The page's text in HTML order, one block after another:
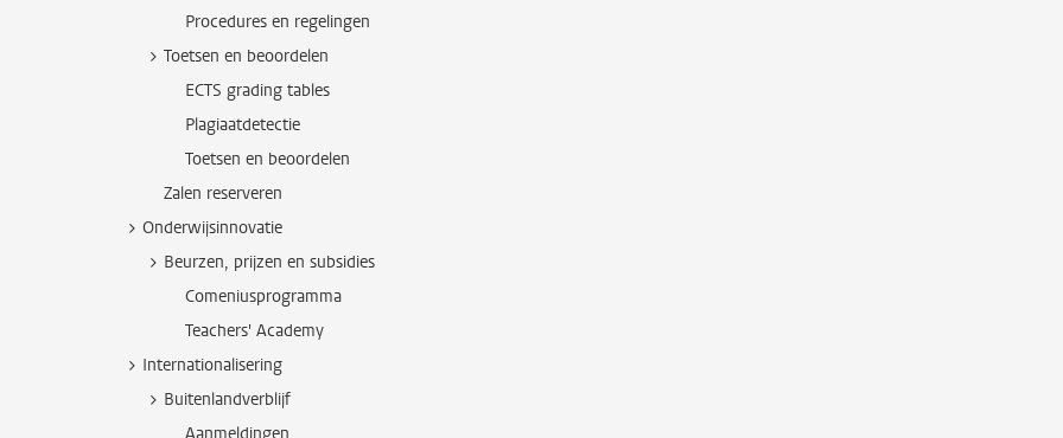
Procedures en regelingen
Toetsen en beoordelen
ECTS grading tables
Plagiaatdetectie
Toetsen en beoordelen
Zalen reserveren
Onderwijsinnovatie
Beurzen, prijzen en subsidies
Comeniusprogramma
Teachers' Academy
Internationalisering
Buitenlandverblijf